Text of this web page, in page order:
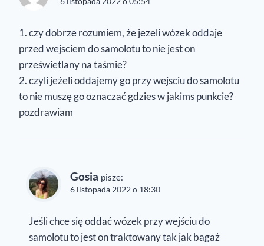
1. czy dobrze rozumiem, że jezeli wózek oddaje
przed wejsciem do samolotu to nie jest on
prześwietlany na taśmie?
2. czyli jeżeli oddajemy go przy wejsciu do samolotu
to nie muszę go oznaczać gdzies w jakims punkcie?
pozdrawiam
Gosia pisze:
6 listopada 2022 o 18:30
Jeśli chce się oddać wózek przy wejściu do
samolotu to jest on traktowany tak jak bagaż